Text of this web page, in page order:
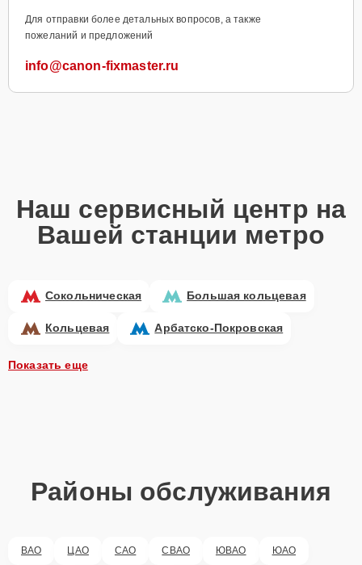
Для отправки более детальных вопросов, а также
пожеланий и предложений
info@canon-fixmaster.ru
Наш сервисный центр на
Вашей станции метро
Сокольническая Большая кольцевая
Кольцевая Арбатско-Покровская
Показать еще
Районы обслуживания
ВАО ЦАО САО СВАО ЮВАО ЮАО